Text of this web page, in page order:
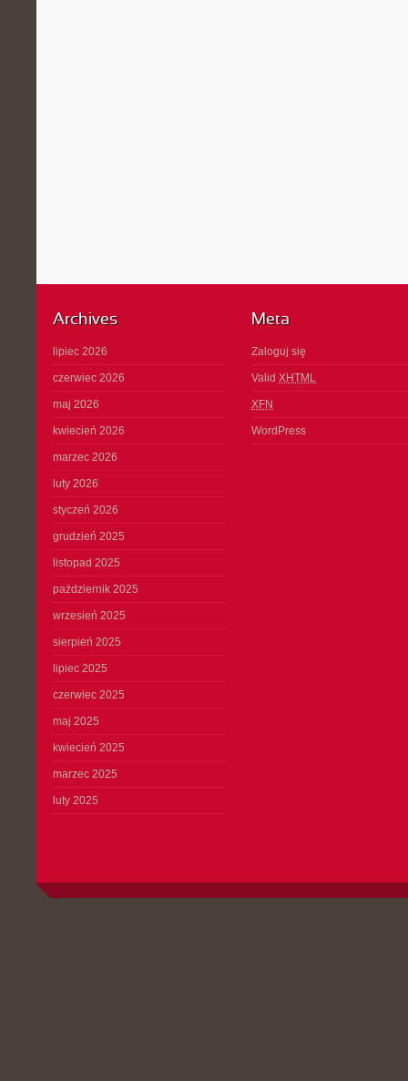
Archives
lipiec 2026
czerwiec 2026
maj 2026
kwiecień 2026
marzec 2026
luty 2026
styczeń 2026
grudzień 2025
listopad 2025
październik 2025
wrzesień 2025
sierpień 2025
lipiec 2025
czerwiec 2025
maj 2025
kwiecień 2025
marzec 2025
luty 2025
Meta
Zaloguj się
Valid XHTML
XFN
WordPress